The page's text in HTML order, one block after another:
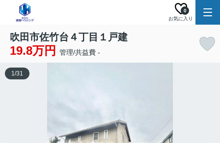
お気に入り
0
吹田市佐竹台４丁目１戸建
19.8万円 管理/共益費 -
1/31